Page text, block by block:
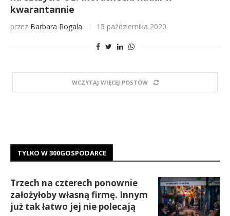
kwarantannie
przez Barbara Rogala 15 października 2020
WCZYTAJ WIĘCEJ POSTÓW
TYLKO W 300GOSPODARCE
Trzech na czterech ponownie
założyłoby własną firmę. Innym
już tak łatwo jej nie polecają